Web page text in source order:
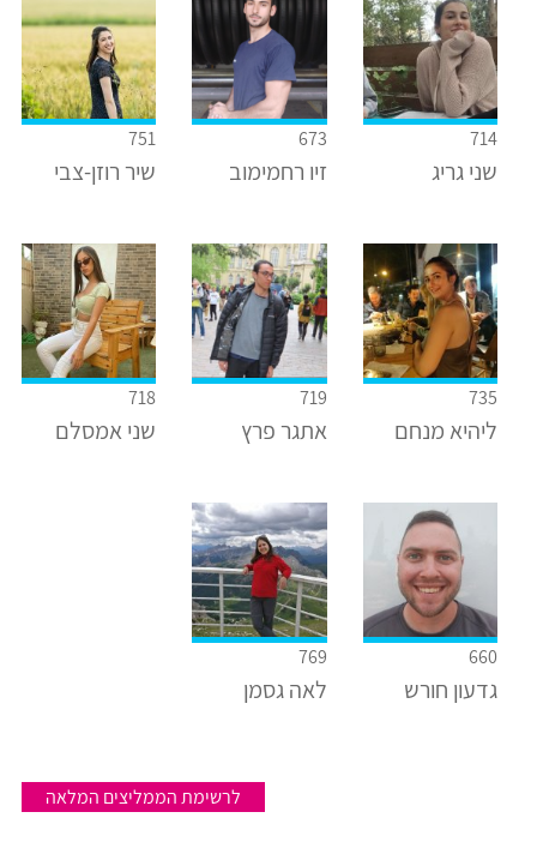
714
שני גריג
673
זיו רחמימוב
751
שיר רוזן-צבי
735
ליהיא מנחם
719
אתגר פרץ
718
שני אמסלם
660
גדעון חורש
769
לאה גסמן
לרשימת הממליצים המלאה